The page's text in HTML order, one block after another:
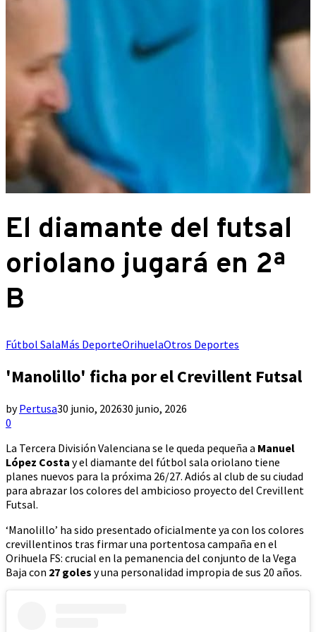
El diamante del futsal
oriolano jugará en 2ª
B
Fútbol SalaMás DeporteOrihuelaOtros Deportes
'Manolillo' ficha por el Crevillent Futsal
byPertusa30 junio, 202630 junio, 2026
0
La Tercera División Valenciana se le queda pequeña a Manuel
López Costa y el diamante del fútbol sala oriolano tiene
planes nuevos para la próxima 26/27. Adiós al club de su ciudad
para abrazar los colores del ambicioso proyecto del Crevillent
Futsal.
‘Manolillo’ ha sido presentado oficialmente ya con los colores
crevillentinos tras firmar una portentosa campaña en el
Orihuela FS: crucial en la pemanencia del conjunto de la Vega
Baja con 27 goles y una personalidad impropia de sus 20 años.